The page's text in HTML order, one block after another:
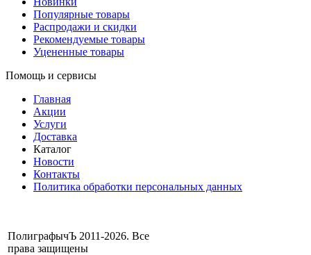
Популярные товары
Распродажи и скидки
Рекомендуемые товары
Уцененные товары
Помощь и сервисы
Главная
Акции
Услуги
Доставка
Каталог
Новости
Контакты
Политика обработки персональных данных
ПолиграфычЪ 2011-2026. Все
права защищены